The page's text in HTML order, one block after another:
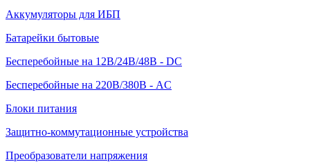
Аккумуляторы для ИБП
Батарейки бытовые
Бесперебойные на 12В/24В/48В - DC
Бесперебойные на 220В/380В - AC
Блоки питания
Защитно-коммутационные устройства
Преобразователи напряжения